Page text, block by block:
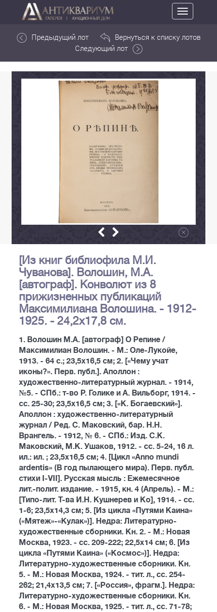
Toggle
navigation
Предыдущий лот
Вернуться к списку лотов
Следующий лот
[Из книг библиофила М.И.
Чуванова]. Волошин, М.А.
[автограф]. Конволют из 8
прижизненных публикаций
Максимилиана Волошина. - 1912-
1925. - 24,2х17,8 см.
1. Волошин М.А. [автограф] О Репине /
Максимилиан Волошин. - М.: Оле-Лукойе,
1913. - 64 с.; 23,5х16,5 см; 2. [«Чему учат
иконы?». Перв. публ.]. Аполлон :
художественно-литературный журнал. - 1914,
№5. - СПб.: т-во Р. Голике и А. Вильборг, 1914. -
сс. 25-30; 23,5х16,5 см; 3. [«К. Богаевский»].
Аполлон : художественно-литературный
журнал / Ред. С. Маковский, бар. Н.Н.
Врангель. - 1912, № 6. - СПб.: Изд. С.К.
Маковский, М.К. Ушаков, 1912. - сс. 5-24, 16 л.
ил.: ил. ; 23,5х16,5 см; 4. [Цикл «Anno mundi
ardentis» (В год пылающего мира). Перв. публ.
стихи I-VII]. Русская мысль : Ежемесячное
лит.-полит. издание. - 1915, кн. 4 (Апрель). - М.:
[Типо-лит. Т-ва И.Н. Кушнерев и Ко], 1914. - сс.
1-6; 23,5х14,3 см; 5. [Из цикла «Путями Каина»
(«Мятеж»-«Кулак»)]. Недра: Литературно-
художественные сборники. Кн. 2. - М.: Новая
Москва, 1923. - сс. 209-222; 22,5х14 см; 6. [Из
цикла «Путями Каина» («Космос»)]. Недра:
Литературно-художественные сборники. Кн.
5. - М.: Новая Москва, 1924. - тит. л., сс. 254-
262; 21,4х13,5 см; 7. [«Россия», фрагм.]. Недра:
Литературно-художественные сборники. Кн.
6. - М.: Новая Москва, 1925. - тит. л., сс. 71-78;